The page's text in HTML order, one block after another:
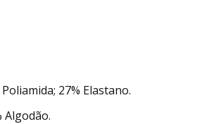
27% Elastano.
Algodão.